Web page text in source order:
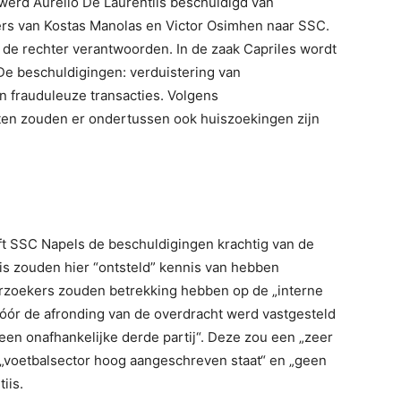
van Kostas Manolas en Victor Osimhen naar SSC.
rechter verantwoorden. In de zaak Capriles wordt
beschuldigingen: verduistering van
frauduleuze transacties. Volgens
zouden er ondertussen ook huiszoekingen zijn
Napels de beschuldigingen krachtig van de
zouden hier “ontsteld” kennis van hebben
zouden betrekking hebben op de „interne
de afronding van de overdracht werd vastgesteld
onafhankelijke derde partij“. Deze zou een „zeer
hoog aangeschreven staat“ en „geen